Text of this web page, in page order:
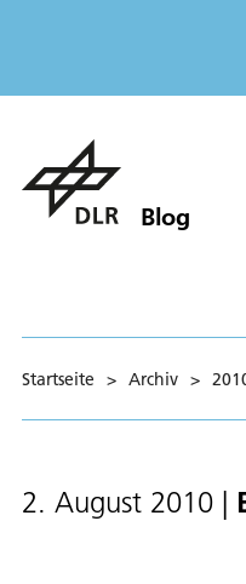
Blog
Startseite > Archiv >
2. August 2010 |